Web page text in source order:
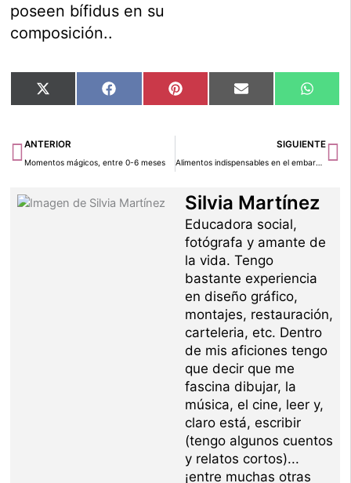
poseen bífidus en su
composición..
Compartir
en
X
(Twitter)
Compartir
en
Facebook Compartir
en
Pinterest Compartir
en
Email
en
Ant
ANTERIOR
Momentos mágicos, entre 0-6 meses
SIGUIENTE
Alimentos indispensables en el embarazo
Silvia Martínez
Educadora social,
fotógrafa y amante de
la vida. Tengo
bastante experiencia
en diseño gráfico,
montajes, restauración,
carteleria, etc. Dentro
de mis aficiones tengo
que decir que me
fascina dibujar, la
música, el cine, leer y,
claro está, escribir
(tengo algunos cuentos
y relatos cortos)...
¡entre muchas otras